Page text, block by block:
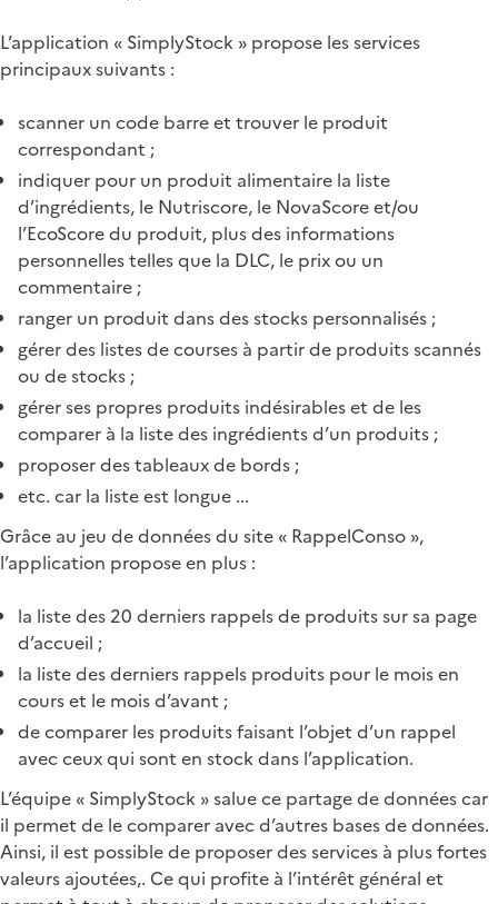
L’application « SimplyStock » propose les services
principaux suivants :
scanner un code barre et trouver le produit
correspondant ;
indiquer pour un produit alimentaire la liste
d’ingrédients, le Nutriscore, le NovaScore et/ou
l’EcoScore du produit, plus des informations
personnelles telles que la DLC, le prix ou un
commentaire ;
ranger un produit dans des stocks personnalisés ;
gérer des listes de courses à partir de produits scannés
ou de stocks ;
gérer ses propres produits indésirables et de les
comparer à la liste des ingrédients d’un produits ;
proposer des tableaux de bords ;
etc. car la liste est longue ...
Grâce au jeu de données du site « RappelConso »,
l’application propose en plus :
la liste des 20 derniers rappels de produits sur sa page
d’accueil ;
la liste des derniers rappels produits pour le mois en
cours et le mois d’avant ;
de comparer les produits faisant l’objet d’un rappel
avec ceux qui sont en stock dans l’application.
L’équipe « SimplyStock » salue ce partage de données car
il permet de le comparer avec d’autres bases de données.
Ainsi, il est possible de proposer des services à plus fortes
valeurs ajoutées,. Ce qui profite à l’intérêt général et